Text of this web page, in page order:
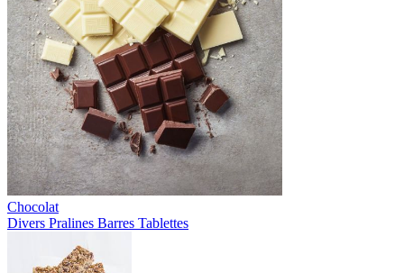
Chocolat
Divers Pralines Barres Tablettes